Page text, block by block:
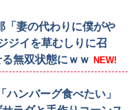
妻の代わりに僕がや
ジイを草むしりに召
無双状態にｗｗ NEW!
ンバーグ食べたい」